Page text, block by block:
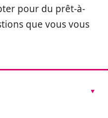
pour du prêt-à-
que vous vous